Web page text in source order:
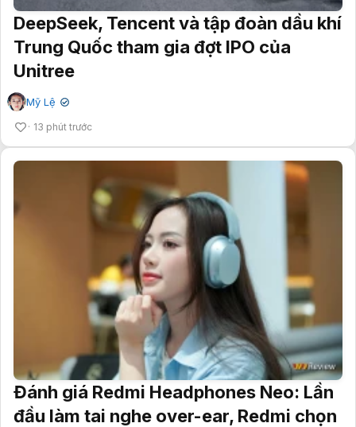
DeepSeek, Tencent và tập đoàn dầu khí
Trung Quốc tham gia đợt IPO của
Unitree
Mỹ Lệ ✔
13 phút trước
Đánh giá Redmi Headphones Neo: Lần
đầu làm tai nghe over-ear, Redmi chọn